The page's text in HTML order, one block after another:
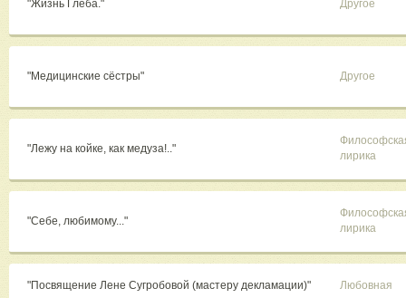
"Жизнь Глеба." Другое
"Медицинские сёстры" Другое
"Лежу на койке, как медуза!.."
лирика
"Себе, любимому..."
лирика
"Посвящение Лене Сугробовой (мастеру декламации)"
Любовная